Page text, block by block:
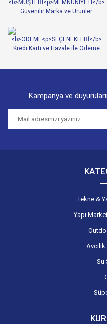
Ürün açıklamasında eksik
Ürün bilgilerinde hatalar
Ürün fiyatı diğer sitelerden
Kampanya ve
Tekne &
Yapı
Su